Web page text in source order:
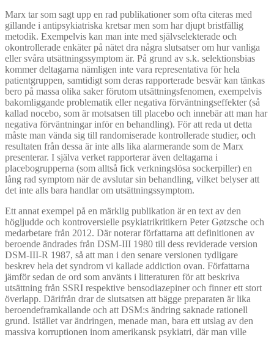
Marx tar som sagt upp en rad publikationer som ofta citeras med
gillande i antipsykiatriska kretsar men som har djupt bristfällig
metodik. Exempelvis kan man inte med självselekterade och
okontrollerade enkäter på nätet dra några slutsatser om hur vanliga
eller svåra utsättningssymptom är. På grund av s.k. selektionsbias
kommer deltagarna nämligen inte vara representativa för hela
patientgruppen, samtidigt som deras rapporterade besvär kan tänkas
bero på massa olika saker förutom utsättningsfenomen, exempelvis
bakomliggande problematik eller negativa förväntningseffekter (så
kallad nocebo, som är motsatsen till placebo och innebär att man har
negativa förväntningar inför en behandling). För att reda ut detta
måste man vända sig till randomiserade kontrollerade studier, och
resultaten från dessa är inte alls lika alarmerande som de Marx
presenterar. I själva verket rapporterar även deltagarna i
placebogrupperna (som alltså fick verkningslösa sockerpiller) en
lång rad symptom när de avslutar sin behandling, vilket belyser att
det inte alls bara handlar om utsättningssymptom.
Ett annat exempel på en märklig publikation är en text av den
högljudde och kontroversielle psykiatrikritikern Peter Gøtzsche och
medarbetare från 2012. Där noterar författarna att definitionen av
beroende ändrades från DSM-III 1980 till dess reviderade version
DSM-III-R 1987, så att man i den senare versionen tydligare
beskrev hela det syndrom vi kallade addiction ovan. Författarna
jämför sedan de ord som använts i litteraturen för att beskriva
utsättning från SSRI respektive bensodiazepiner och finner ett stort
överlapp. Därifrån drar de slutsatsen att bägge preparaten är lika
beroendeframkallande och att DSM:s ändring saknade rationell
grund. Istället var ändringen, menade man, bara ett utslag av den
massiva korruptionen inom amerikansk psykiatri, där man ville